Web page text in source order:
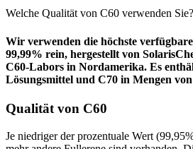
Welche Qualität von C60 verwenden Sie?
Wir verwenden die höchste
99,99% rein, hergestellt von
C60-Labors in Nordamerika. Es
Lösungsmittel und C70 in Mengen
Qualität von C60
Je niedriger der prozentuale Wert